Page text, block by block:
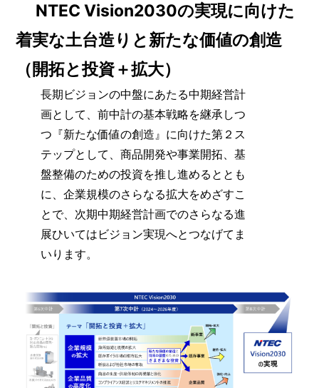
NTEC Vision2030の実現に向けた
着実な土台造りと新たな価値の創造
（開拓と投資＋拡大）
長期ビジョンの中盤にあたる中期経営計
画として、前中計の基本戦略を継承しつ
つ『新たな価値の創造』に向けた第２ス
テップとして、商品開発や事業開拓、基
盤整備のための投資を推し進めるととも
に、企業規模のさらなる拡大をめざすこ
とで、次期中期経営計画でのさらなる進
展ひいてはビジョン実現へとつなげてま
いります。